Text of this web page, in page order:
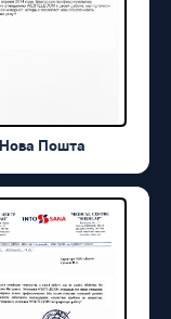
Нова Пошта